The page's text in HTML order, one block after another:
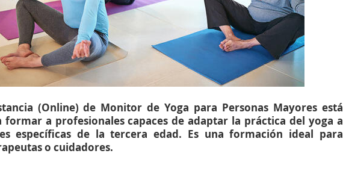
(Online) de Monitor de Yoga para Personas Mayores está
formar a profesionales capaces de adaptar la práctica del yoga a
específicas de la tercera edad. Es una formación ideal para
o cuidadores.